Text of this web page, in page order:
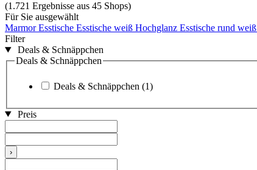
(1.721 Ergebnisse aus 45 Shops)
Für Sie ausgewählt
Marmor Esstische Esstische weiß Hochglanz Esstische rund weiß
Filter
Deals & Schnäppchen
Deals & Schnäppchen
Deals & Schnäppchen (1)
Preis
›